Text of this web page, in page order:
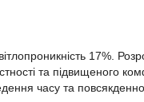
17%.
та підвищеного
часу та